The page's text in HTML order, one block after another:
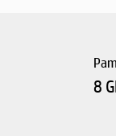
8